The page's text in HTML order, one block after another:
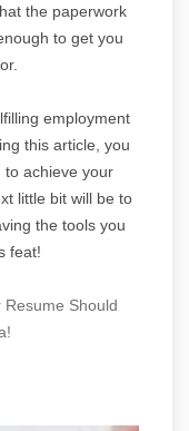
the paperwork
to get you
employment
this article, you
to achieve your
little bit will be to
the tools you
feat!
Should